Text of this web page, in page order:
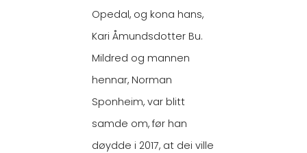
Opedal, og kona hans,
Kari Åmundsdotter Bu.
Mildred og mannen
hennar, Norman
Sponheim, var blitt
samde om, før han
døydde i 2017, at dei ville